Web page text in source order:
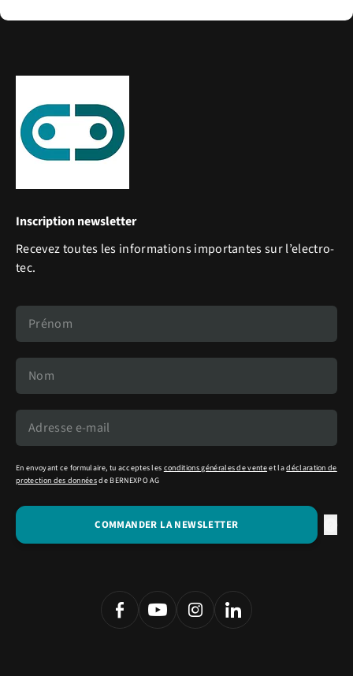
Inscription newsletter
Recevez toutes les informations importantes sur l’electro-
tec.
En envoyant ce formulaire, tu acceptes les conditions générales de venteet ladéclaration de
protection des donnéesde BERNEXPO AG